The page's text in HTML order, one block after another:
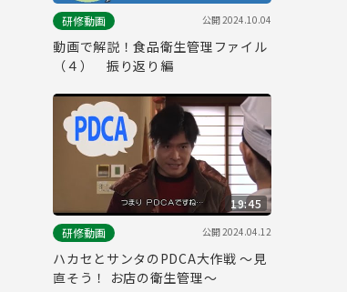
研修動画
公開2024.10.04
動画で解説！食品衛生管理ファイル
（４） 振り返り編
19:45
研修動画
公開2024.04.12
ハカセとサンタのPDCA大作戦 ～見
直そう！ お店の衛生管理～